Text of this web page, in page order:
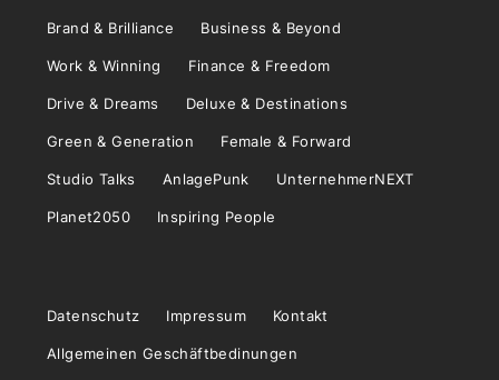
Brand & Brilliance Business & Beyond
Work & Winning Finance & Freedom
Drive & Dreams Deluxe & Destinations
Green & Generation Female & Forward
Studio Talks AnlagePunk UnternehmerNEXT
Planet2050 Inspiring People
Datenschutz Impressum Kontakt
Allgemeinen Geschäftbedinungen